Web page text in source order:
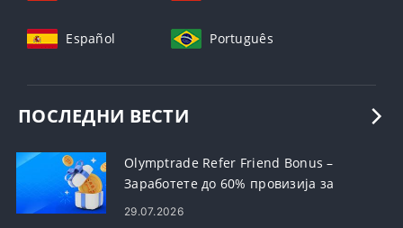
Español Português
ПОСЛЕДНИ ВЕСТИ
Olymptrade Refer Friend Bonus –
Заработете до 60% провизија за
препораки
29.07.2026